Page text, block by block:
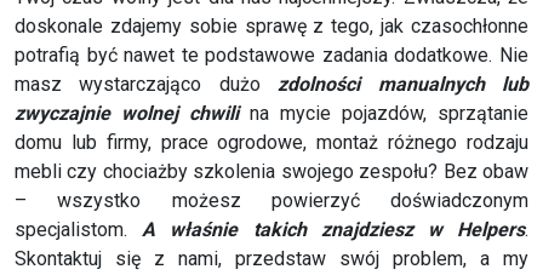
doskonale zdajemy sobie sprawę z tego, jak czasochłonne
potrafią być nawet te podstawowe zadania dodatkowe. Nie
masz wystarczająco dużozdolności manualnych lub
zwyczajnie wolnej chwilina mycie pojazdów, sprzątanie
domu lub firmy, prace ogrodowe, montaż różnego rodzaju
mebli czy chociażby szkolenia swojego zespołu? Bez obaw
– wszystko możesz powierzyć doświadczonym
specjalistom.A właśnie takich znajdziesz w Helpers.
Skontaktuj się z nami, przedstaw swój problem, a my